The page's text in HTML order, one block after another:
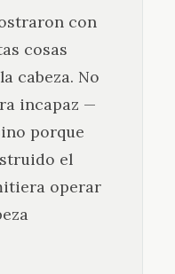
con
cosas
cabeza. No
incapaz —
porque
el
operar